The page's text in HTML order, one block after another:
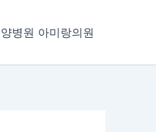
병원 아미랑의원